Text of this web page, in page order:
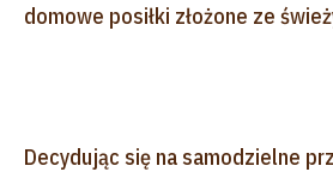
domowe posiłki złożone ze
Decydując się na samodzielne